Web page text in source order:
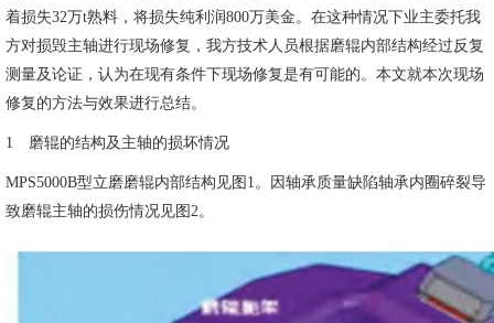
着损失32万t熟料，将损失纯利润800万美金。在这种情况下业主委托我
方对损毁主轴进行现场修复，我方技术人员根据磨辊内部结构经过反复
测量及论证，认为在现有条件下现场修复是有可能的。本文就本次现场
修复的方法与效果进行总结。
1 磨辊的结构及主轴的损坏情况
MPS5000B型立磨磨辊内部结构见图1。因轴承质量缺陷轴承内圈碎裂导
致磨辊主轴的损伤情况见图2。